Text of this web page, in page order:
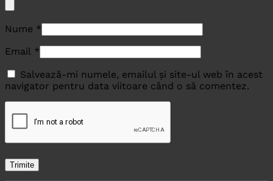
Nume *
Email *
Salvează-mi numele, emailul și site-ul web în acest
navigator pentru data viitoare când o să comentez.